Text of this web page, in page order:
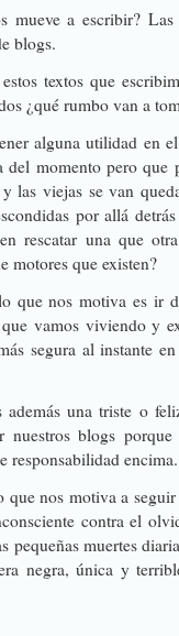
mueve a escribir?
blogs.
textos que
¿qué rumbo van a
alguna utilidad en
del momento pero que
y las viejas se van
por allá
rescatar una que
motores que existen?
que nos motiva es ir
vamos viviendo y
segura al instante
además una triste o
nuestros blogs
responsabilidad encima.
que nos motiva a
contra el
pequeñas muertes
negra, única y